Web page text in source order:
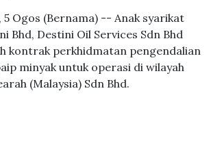
5 Ogos (Bernama) -- Anak syarikat
Bhd, Destini Oil Services Sdn Bhd
kontrak perkhidmatan pengendalian
minyak untuk operasi di wilayah
(Malaysia) Sdn Bhd.